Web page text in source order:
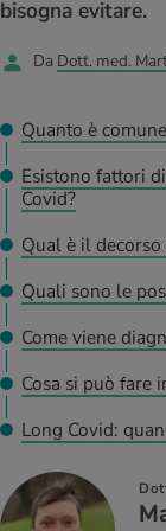
D’ATTUALITÀ
D’ATTUALITÀ
Corsa &
D’ATTUALITÀ
D’ATTUALITÀ
Dolori ai
D’ATTUALITÀ
Tool, test e
bisogna evitare.
Da Dott. med.
Quanto è
Esistono fattori
Covid?
Qual è il
Quali sono le
Come viene
Cosa si può fare
Long Covid: